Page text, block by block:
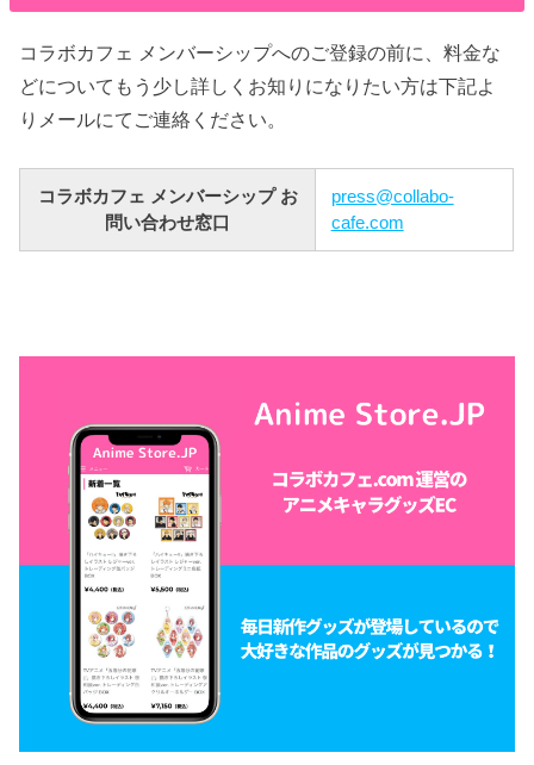
コラボカフェ メンバーシップへのご登録の前に、料金な
どについてもう少し詳しくお知りになりたい方は下記よ
りメールにてご連絡ください。
コラボカフェ メンバーシップ お
問い合わせ窓口
press@collabo-
cafe.com